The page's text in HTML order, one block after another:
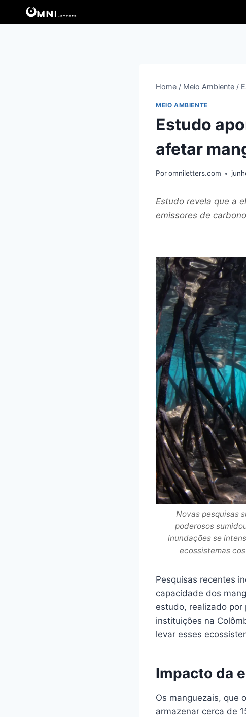
Home / Meio Ambiente /
MEIO AMBIENTE
Estudo
afetar
Poromniletters.com
Estudo revela que a
emissores de
Novas pesquisas
poderosos
inundações se
ecossistemas
Pesquisas recentes
capacidade dos
estudo, realizado por
instituições na
levar esses
Impacto da
Os manguezais, que
armazenar cerca de